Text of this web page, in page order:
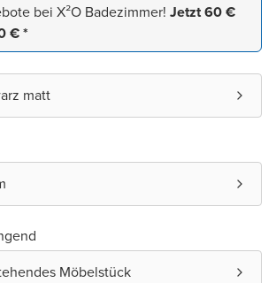
bei X²O Badezimmer! Jetzt 60 €
€ *
matt
Möbelstück